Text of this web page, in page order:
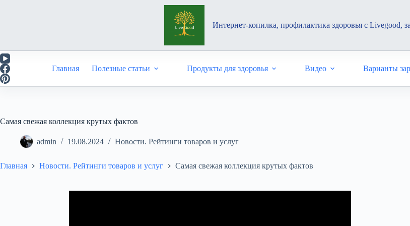
Интернет-копилка, профилактика здоровья с Livegood,
Главная Полезные статьи Продукты для здоровья Видео Варианты
Самая свежая коллекция крутых фактов
admin 19.08.2024 Новости. Рейтинги товаров и услуг
Главная Новости. Рейтинги товаров и услуг Самая свежая коллекция крутых фактов